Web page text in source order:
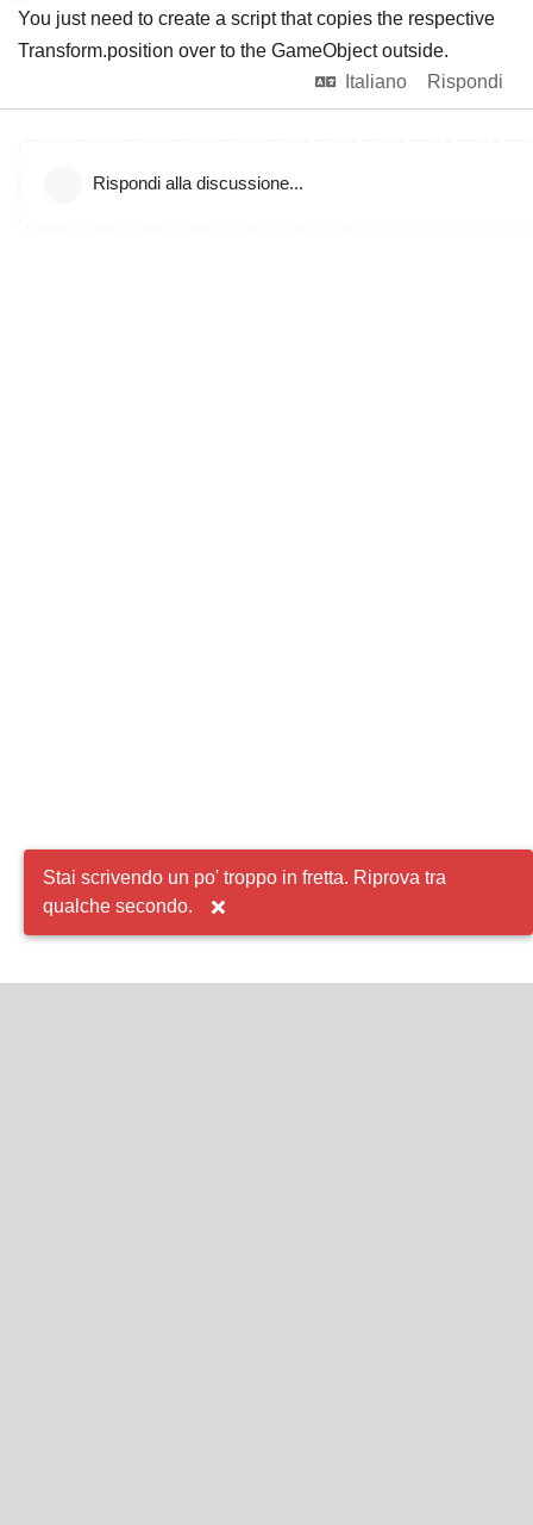
You just need to create a script that copies the respective
Transform.position over to the GameObject outside.
Italiano
Rispondi
Rispondi alla discussione...
Stai scrivendo un po' troppo in fretta. Riprova tra
qualche secondo.